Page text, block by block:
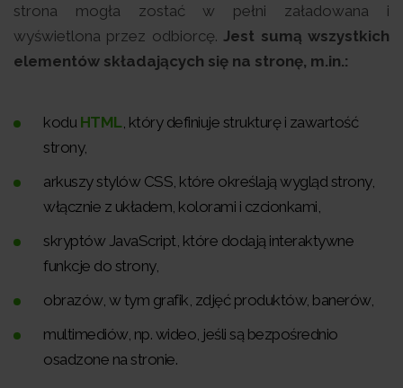
strona mogła zostać w pełni załadowana i
wyświetlona przez odbiorcę. Jest sumą wszystkich
elementów składających się na stronę, m.in.:
kodu HTML, który definiuje strukturę i zawartość
strony,
arkuszy stylów CSS, które określają wygląd strony,
włącznie z układem, kolorami i czcionkami,
skryptów JavaScript, które dodają interaktywne
funkcje do strony,
obrazów, w tym grafik, zdjęć produktów, banerów,
multimediów, np. wideo, jeśli są bezpośrednio
osadzone na stronie.